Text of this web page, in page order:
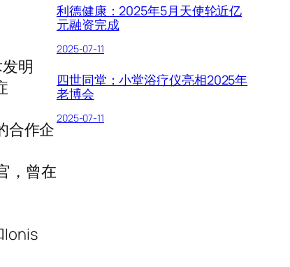
明
合作企
，曾在
Ionis
利德健康：2025年5月天使轮近亿
元融资完成
2025-07-11
四世同堂：小堂浴疗仪亮相2025年
老博会
2025-07-11